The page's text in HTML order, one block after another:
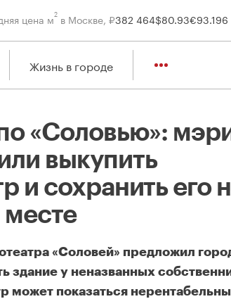
цена м2в Москве, ₽382 464$80.93€93.196
Жизнь в городе
«Соловью»:
выкупить
и сохранить его
«Соловей» предложил
здание у неназванных
может показаться